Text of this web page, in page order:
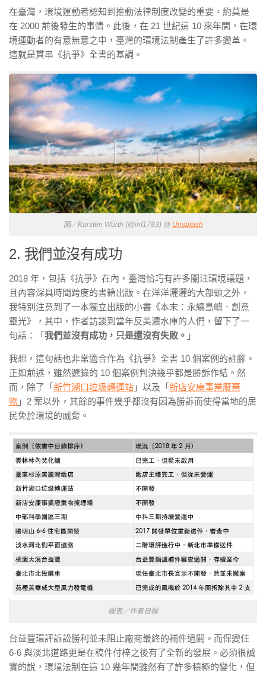
在臺灣，環境運動者認知到推動法律制度改變的重要，約莫是
在 2000 前後發生的事情。此後，在 21 世紀這 10 來年間，在環
境運動者的有意無意之中，臺灣的環境法制產生了許多變革。
這就是貫串《抗爭》全書的基調。
圖／Karsten Würth (@inf1783) @ Unsplash
2. 我們並沒有成功
2018 年，包括《抗爭》在內，臺灣恰巧有許多關注環境議題，
且內容深具時間跨度的書籍出版。在洋洋灑灑的大部頭之外，
我特別注意到了一本獨立出版的小書《本末：永續島嶼．創意
靈光》，其中，作者訪談到當年反美濃水庫的人們，留下了一
句話：「 我們並沒有成功，只是還沒有失敗。 」
我想，這句話也非常適合作為《抗爭》全書 10 個案例的註腳。
正如前述，雖然選錄的 10 個案例判決幾乎都是勝訴作結。然
而，除了「 新竹湖口垃圾轉運站 」以及「 新店安康事業廢棄
物 」2 案以外，其餘的事件幾乎都沒有因為勝訴而使得當地的居
民免於環境的威脅。
圖表／作者自製
台益豐環評訴訟勝利並未阻止廠商最終的補件過關。而保變住
6-6 與淡北道路更是在稿件付梓之後有了全新的發展。必須很誠
實的說，環境法制在這 10 幾年間雖然有了許多積極的變化，但